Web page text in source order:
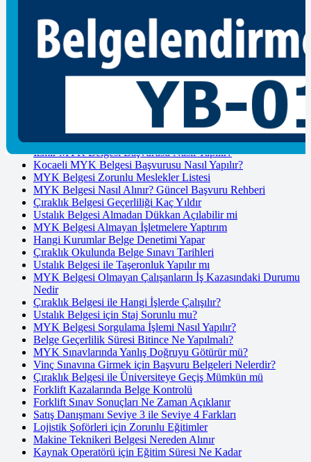
Makine Bakımcısı bakımcısı seviye-4 mesleki yeterlilik belgesi
başvurusu nasıl yapılır? hakkında detaylı bilgi almak için iletişim
sayfamızı ziyaret edebilirsiniz.
sosyal medyahesaplarımızdan takip edebilirsiniz.
Mesleki Yeterlilik Belgesi Nedir?
İzmir MYK Belgesi Başvurusu Nasıl Yapılır?
Kocaeli MYK Belgesi Başvurusu Nasıl Yapılır?
MYK Belgesi Zorunlu Meslekler Listesi
MYK Belgesi Nasıl Alınır? Güncel Başvuru Rehberi
Çıraklık Belgesi Geçerliliği Kaç Yıldır
Ustalık Belgesi Almadan Dükkan Açılabilir mi
MYK Belgesi Almayan İşletmelere Yaptırım
Hangi Kurumlar Belge Denetimi Yapar
Çıraklık Okulunda Belge Sınavı Tarihleri
Ustalık Belgesi ile Taşeronluk Yapılır mı
MYK Belgesi Olmayan Çalışanların İş Kazasındaki Durumu
Nedir
Çıraklık Belgesi ile Hangi İşlerde Çalışılır?
Ustalık Belgesi için Staj Sorunlu mu?
MYK Belgesi Sorgulama İşlemi Nasıl Yapılır?
Belge Geçerlilik Süresi Bitince Ne Yapılmalı?
MYK Sınavlarında Yanlış Doğruyu Götürür mü?
Vinç Sınavına Girmek için Başvuru Belgeleri Nelerdir?
Çıraklık Belgesi ile Üniversiteye Geçiş Mümkün mü
Forklift Kazalarında Belge Kontrolü
Forklift Sınav Sonuçları Ne Zaman Açıklanır
Satış Danışmanı Seviye 3 ile Seviye 4 Farkları
Lojistik Şoförleri için Zorunlu Eğitimler
Makine Teknikeri Belgesi Nereden Alınır
Kaynak Operatörü için Eğitim Süresi Ne Kadar